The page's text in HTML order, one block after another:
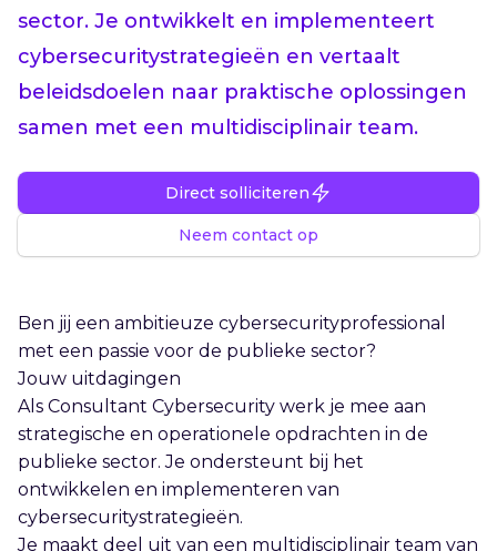
sector. Je ontwikkelt en implementeert
cybersecuritystrategieën en vertaalt
beleidsdoelen naar praktische oplossingen
samen met een multidisciplinair team.
Direct solliciteren
Neem contact op
Ben jij een ambitieuze cybersecurityprofessional
met een passie voor de publieke sector?
Jouw uitdagingen
Als Consultant Cybersecurity werk je mee aan
strategische en operationele opdrachten in de
publieke sector. Je ondersteunt bij het
ontwikkelen en implementeren van
cybersecuritystrategieën.
Je maakt deel uit van een multidisciplinair team van